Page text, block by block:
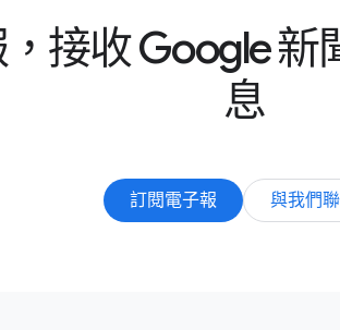
接收 Google
息
訂閱電子報 與我們